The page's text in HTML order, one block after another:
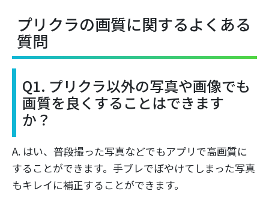
プリクラの画質に関するよくある
質問
Q1. プリクラ以外の写真や画像でも
画質を良くすることはできます
か？
A. はい、普段撮った写真などでもアプリで高画質に
することができます。手ブレでぼやけてしまった写真
もキレイに補正することができます。